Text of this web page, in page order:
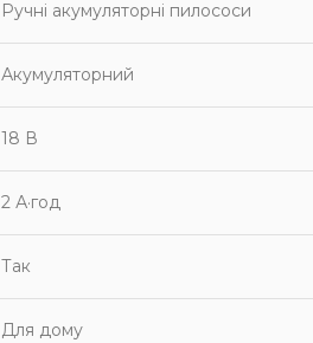
Ручні акумуляторні пилососи
Акумуляторний
18 В
2 А·год
Так
Для дому